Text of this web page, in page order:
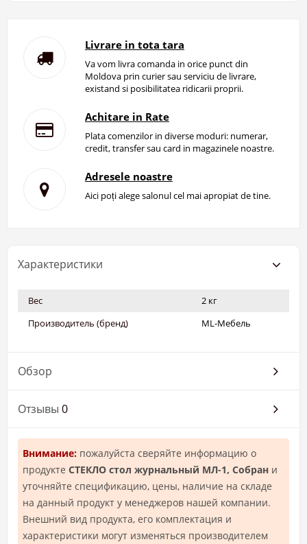
Livrare in tota tara
Va vom livra comanda in orice punct din
Moldova prin curier sau serviciu de livrare,
existand si posibilitatea ridicarii proprii.
Achitare in Rate
Plata comenzilor in diverse moduri: numerar,
credit, transfer sau card in magazinele noastre.
Adresele noastre
Aici poți alege salonul cel mai apropiat de tine.
Характеристики
Вес
2 кг
Производитель (бренд)
ML-Мебель
Обзор
Отзывы 0
Внимание: пожалуйста сверяйте информацию о
продукте СTEКЛО стол журнальный МЛ-1, Собран и
уточняйте спецификацию, цены, наличие на складе
на данный продукт у менеджеров нашей компании.
Внешний вид продукта, его комплектация и
характеристики могут изменяться производителем